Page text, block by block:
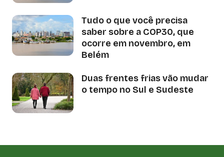
Tudo o que você precisa
saber sobre a COP30, que
ocorre em novembro, em
Belém
Duas frentes frias vão mudar
o tempo no Sul e Sudeste